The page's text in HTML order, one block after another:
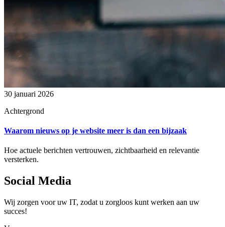
30 januari 2026
Achtergrond
Waarom nieuws op je website meer is dan een bijzaak
Hoe actuele berichten vertrouwen, zichtbaarheid en relevantie
versterken.
Social Media
Wij zorgen voor uw IT, zodat u zorgloos kunt werken aan uw
succes!